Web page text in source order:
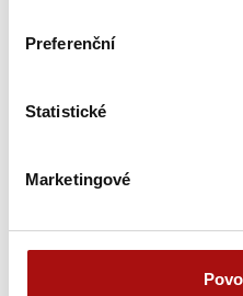
Preferenční
Statistické
Marketingové
Úterý, 08. 09.
08. 09. 2026
Pondělí, 14. 09.
Nejúspěšnější vína dle